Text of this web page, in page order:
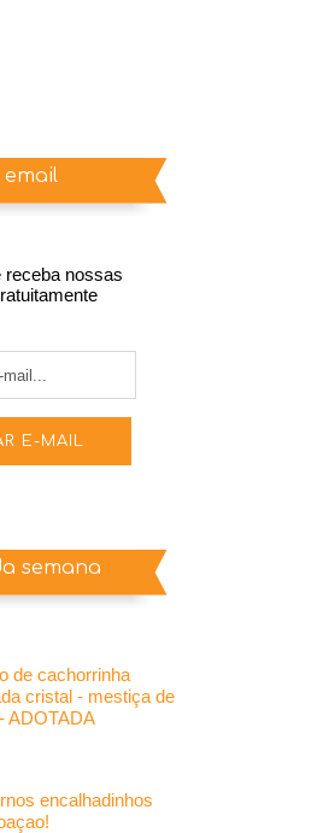
email
receba nossas
semana
de cachorrinha
cristal - mestiça de
ADOTADA
encalhadinhos